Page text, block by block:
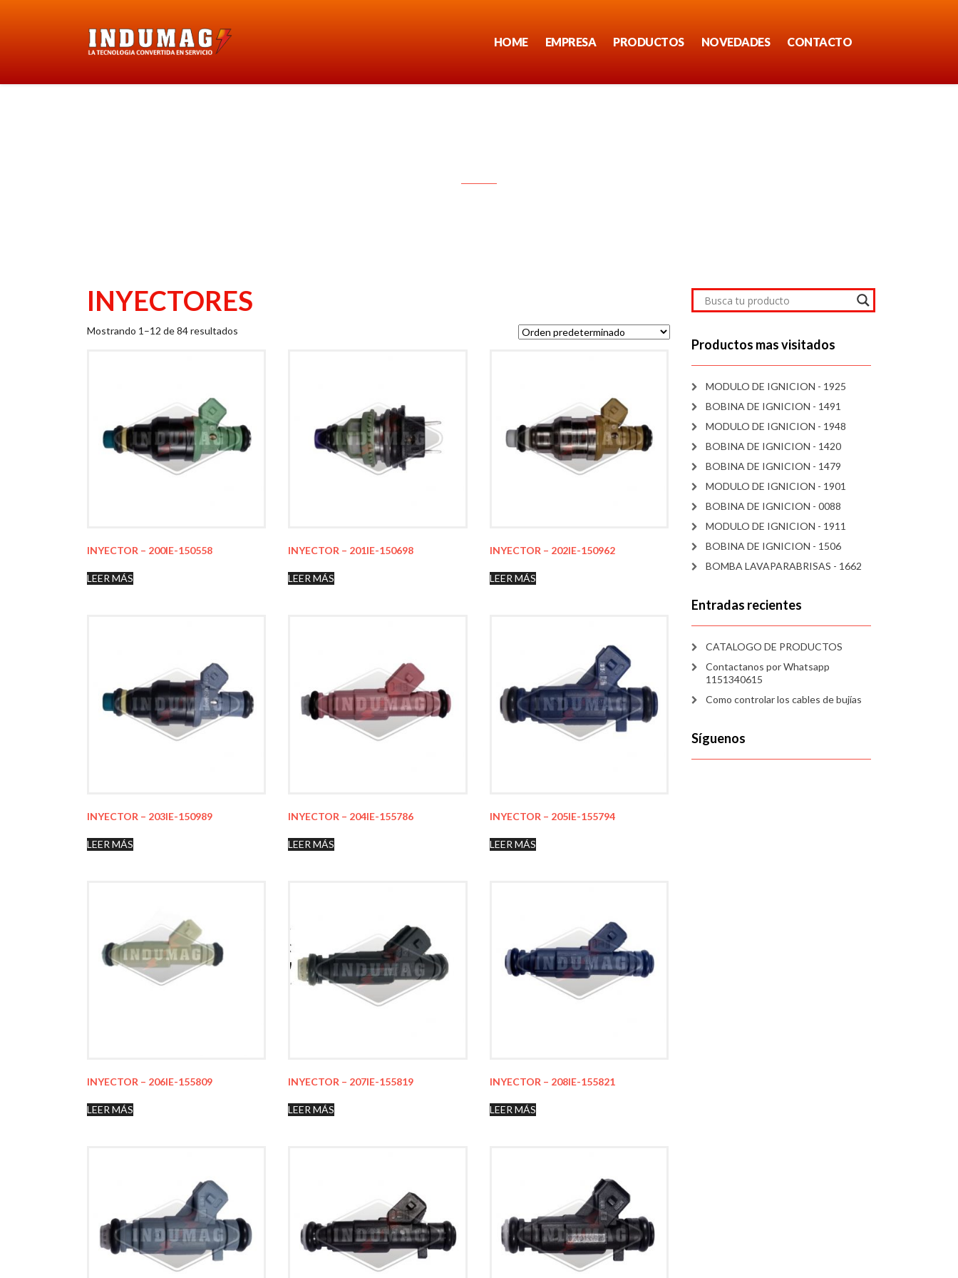
HOME EMPRESA PRODUCTOS NOVEDADES CONTACTO
INYECTORES
Mostrando 1–12 de 84 resultados
INYECTOR – 200IE-150558
LEER MÁS
INYECTOR – 201IE-150698
LEER MÁS
INYECTOR – 202IE-150962
LEER MÁS
INYECTOR – 203IE-150989
LEER MÁS
INYECTOR – 204IE-155786
LEER MÁS
INYECTOR – 205IE-155794
LEER MÁS
INYECTOR – 206IE-155809
LEER MÁS
INYECTOR – 207IE-155819
LEER MÁS
INYECTOR – 208IE-155821
LEER MÁS
Productos mas visitados
MODULO DE IGNICION - 1925
BOBINA DE IGNICION - 1491
MODULO DE IGNICION - 1948
BOBINA DE IGNICION - 1420
BOBINA DE IGNICION - 1479
MODULO DE IGNICION - 1901
BOBINA DE IGNICION - 0088
MODULO DE IGNICION - 1911
BOBINA DE IGNICION - 1506
BOMBA LAVAPARABRISAS - 1662
Entradas recientes
CATALOGO DE PRODUCTOS
Contactanos por Whatsapp
1151340615
Como controlar los cables de bujías
Síguenos